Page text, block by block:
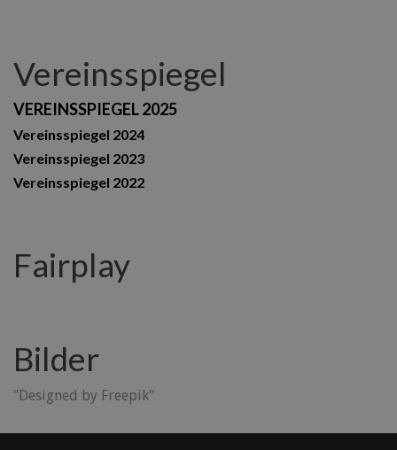
Vereinsspiegel
VEREINSSPIEGEL 2025
Vereinsspiegel 2024
Vereinsspiegel 2023
Vereinsspiegel 2022
Fairplay
Bilder
"Designed by Freepik"